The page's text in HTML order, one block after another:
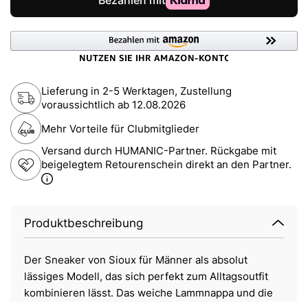
Lieferung in 2-5 Werktagen, Zustellung
voraussichtlich ab 12.08.2026
Mehr Vorteile für Clubmitglieder
Versand durch HUMANIC-Partner. Rückgabe mit
beigelegtem Retourenschein direkt an den Partner.
Produktbeschreibung
Der Sneaker von Sioux für Männer als absolut
lässiges Modell, das sich perfekt zum Alltagsoutfit
kombinieren lässt. Das weiche Lammnappa und die